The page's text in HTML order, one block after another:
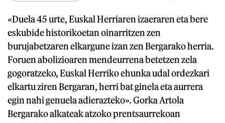
«Duela 45 urte, Euskal Herriaren izaeraren eta bere
eskubide historikoetan oinarritzen zen
burujabetzaren elkargune izan zen Bergarako herria.
Foruen abolizioaren mendeurrena betetzen zela
gogoratzeko, Euskal Herriko ehunka udal ordezkari
elkartu ziren Bergaran, herri bat ginela eta aurrera
egin nahi genuela adierazteko». Gorka Artola
Bergarako alkateak atzoko prentsaurrekoan